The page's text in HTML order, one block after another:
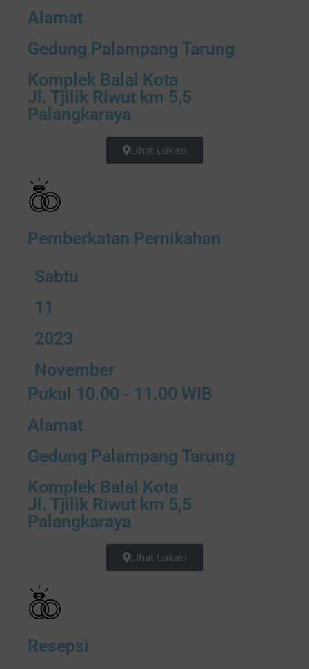
Alamat
Gedung Palampang Tarung
Komplek Balai Kota
Jl. Tjilik Riwut km 5,5
Palangkaraya
Lihat Lokasi
Pemberkatan Pernikahan
Sabtu
11
2023
November
Pukul 10.00 - 11.00 WIB
Alamat
Gedung Palampang Tarung
Komplek Balai Kota
Jl. Tjilik Riwut km 5,5
Palangkaraya
Lihat Lokasi
Resepsi